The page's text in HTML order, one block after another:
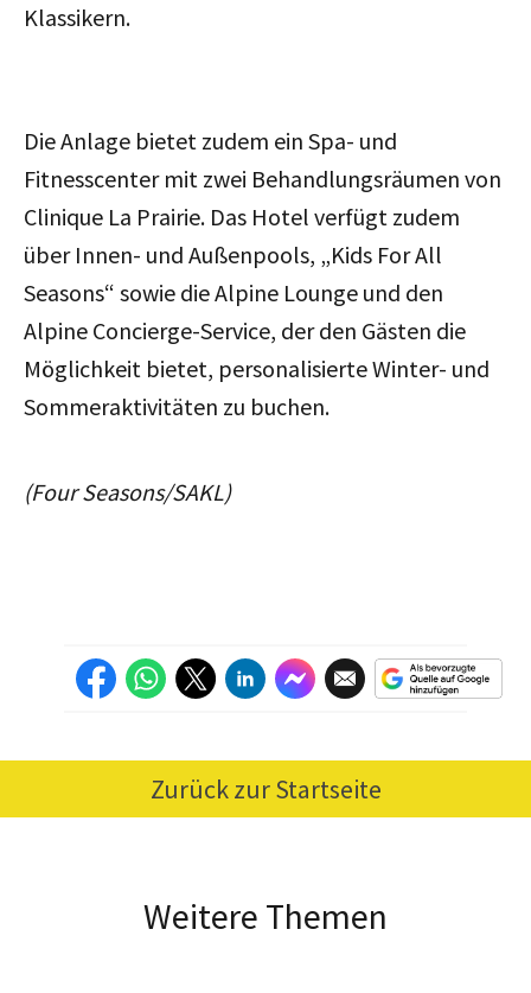
Klassikern.
Die Anlage bietet zudem ein Spa- und
Fitnesscenter mit zwei Behandlungsräumen von
Clinique La Prairie. Das Hotel verfügt zudem
über Innen- und Außenpools, „Kids For All
Seasons“ sowie die Alpine Lounge und den
Alpine Concierge-Service, der den Gästen die
Möglichkeit bietet, personalisierte Winter- und
Sommeraktivitäten zu buchen.
(Four Seasons/SAKL)
Zurück zur Startseite
Weitere Themen